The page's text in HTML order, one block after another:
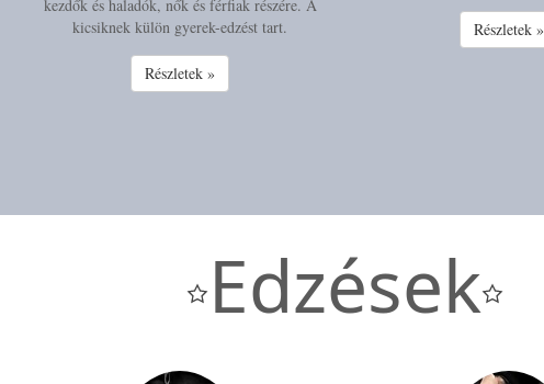
kezdők és haladók, nők és férfiak részére. A
kicsiknek külön gyerek-edzést tart.
Részletek »
Részletek »
Edzések